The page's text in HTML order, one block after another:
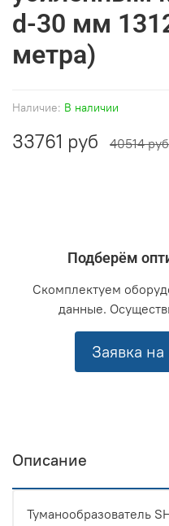
Наличие: В наличии
d-30 мм
метра)
33761 руб 40514 руб
Подберём
Скомплектуем
данные.
Заявка
Описание
Туманообразователь